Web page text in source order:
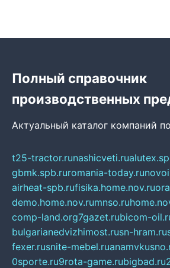
Полный справочник
производственных
Актуальный каталог компаний
t25-tractor.runashicveti.ru
gbmk.spb.ruromania-today.ru
airheat-spb.rufisika.home.nov.ru
demo.home.nov.rumnso.ru
comp-land.org7gazet.rubicom-
bulgarianedvizhimost.rusn-hram.ru
fexer.rusnite-mebel.ru
0sporte.ru9rota-game.rubigbad.ru